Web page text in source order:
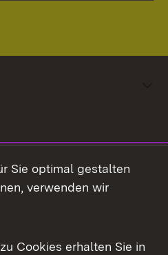
Sie optimal gestalten
verwenden wir
Cookies erhalten Sie in